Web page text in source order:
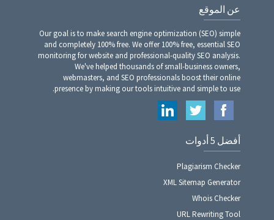
عن الموقع
Our goal is to make search engine optimization (SEO) simple
and completely 100% free. We offer 100% free, essential SEO
monitoring for website and professional-quality SEO analysis.
We've helped thousands of small-business owners,
webmasters, and SEO professionals boost their online
presence by making our tools intuitive and simple to use.
أفضل 5 أدوات
Plagiarism Checker
XML Sitemap Generator
Whois Checker
URL Rewriting Tool